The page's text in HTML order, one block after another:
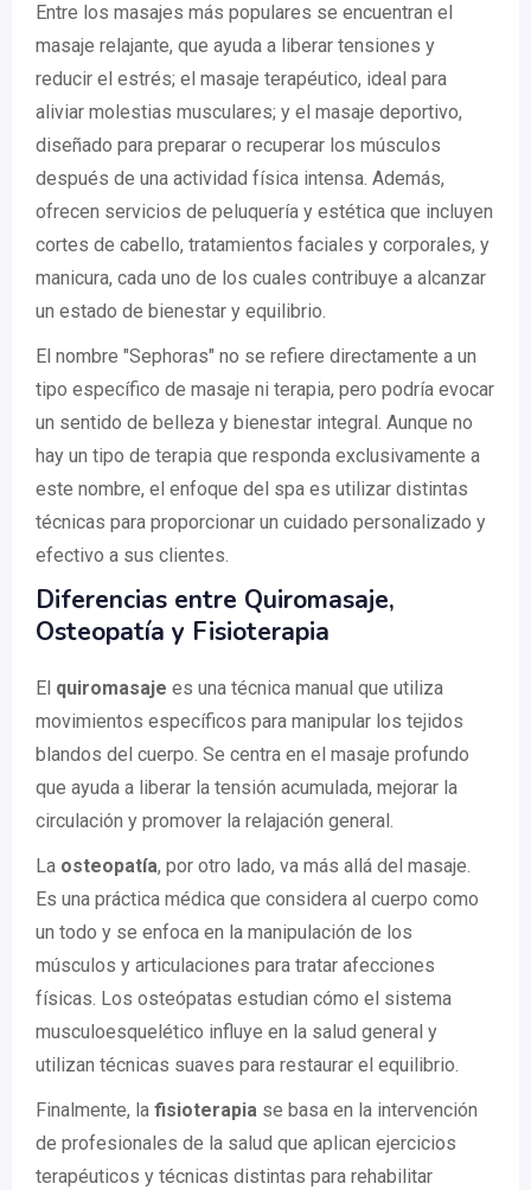
Entre los masajes más populares se encuentran el
masaje relajante, que ayuda a liberar tensiones y
reducir el estrés; el masaje terapéutico, ideal para
aliviar molestias musculares; y el masaje deportivo,
diseñado para preparar o recuperar los músculos
después de una actividad física intensa. Además,
ofrecen servicios de peluquería y estética que incluyen
cortes de cabello, tratamientos faciales y corporales, y
manicura, cada uno de los cuales contribuye a alcanzar
un estado de bienestar y equilibrio.
El nombre "Sephoras" no se refiere directamente a un
tipo específico de masaje ni terapia, pero podría evocar
un sentido de belleza y bienestar integral. Aunque no
hay un tipo de terapia que responda exclusivamente a
este nombre, el enfoque del spa es utilizar distintas
técnicas para proporcionar un cuidado personalizado y
efectivo a sus clientes.
Diferencias entre Quiromasaje,
Osteopatía y Fisioterapia
El quiromasaje es una técnica manual que utiliza
movimientos específicos para manipular los tejidos
blandos del cuerpo. Se centra en el masaje profundo
que ayuda a liberar la tensión acumulada, mejorar la
circulación y promover la relajación general.
La osteopatía, por otro lado, va más allá del masaje.
Es una práctica médica que considera al cuerpo como
un todo y se enfoca en la manipulación de los
músculos y articulaciones para tratar afecciones
físicas. Los osteópatas estudian cómo el sistema
musculoesquelético influye en la salud general y
utilizan técnicas suaves para restaurar el equilibrio.
Finalmente, la fisioterapia se basa en la intervención
de profesionales de la salud que aplican ejercicios
terapéuticos y técnicas distintas para rehabilitar